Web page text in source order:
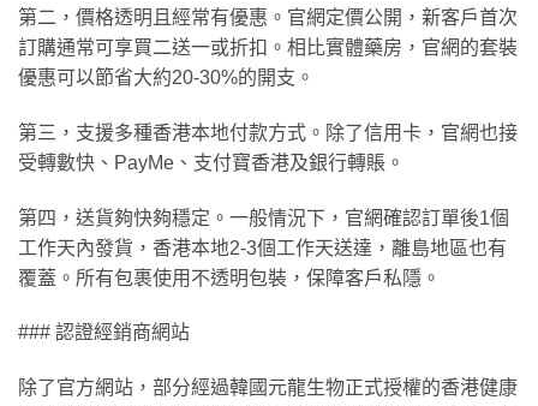
第二，價格透明且經常有優惠。官網定價公開，新客戶首次
訂購通常可享買二送一或折扣。相比實體藥房，官網的套裝
優惠可以節省大約20-30%的開支。
第三，支援多種香港本地付款方式。除了信用卡，官網也接
受轉數快、PayMe、支付寶香港及銀行轉賬。
第四，送貨夠快夠穩定。一般情況下，官網確認訂單後1個
工作天內發貨，香港本地2-3個工作天送達，離島地區也有
覆蓋。所有包裹使用不透明包裝，保障客戶私隱。
### 認證經銷商網站
除了官方網站，部分經過韓國元龍生物正式授權的香港健康